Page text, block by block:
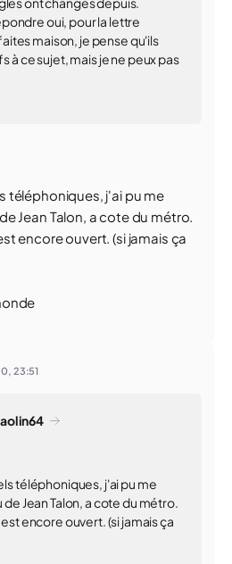
oui, pour la lettre
maison, je pense qu'ils
à ce sujet, mais je ne peux pas
téléphoniques, j'ai pu me
Jean Talon, a cote du métro.
encore ouvert. (si jamais ça
23:51
téléphoniques, j'ai pu me
Jean Talon, a cote du métro.
encore ouvert. (si jamais ça